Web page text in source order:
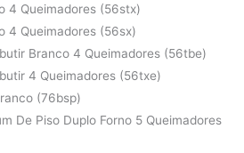
4 Queimadores (56stx)
4 Queimadores (56sx)
Branco 4 Queimadores (56tbe)
4 Queimadores (56txe)
(76bsp)
De Piso Duplo Forno 5 Queimadores